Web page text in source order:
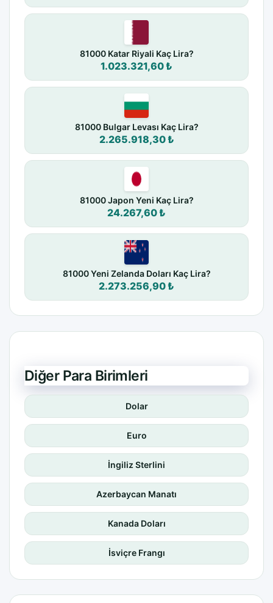
81000 Katar Riyali Kaç Lira?
1.023.321,60 ₺
81000 Bulgar Levası Kaç Lira?
2.265.918,30 ₺
81000 Japon Yeni Kaç Lira?
24.267,60 ₺
81000 Yeni Zelanda Doları Kaç Lira?
2.273.256,90 ₺
Diğer Para Birimleri
Dolar
Euro
İngiliz Sterlini
Azerbaycan Manatı
Kanada Doları
İsviçre Frangı